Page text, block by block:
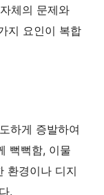
체의 문제와
지 요인이 복합
하게 증발하여
뻑뻑함, 이물
환경이나 디지
.